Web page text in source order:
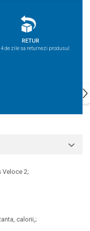
RETUR
de zile sa returnezi produsul
Veloce 2;
calorii,;